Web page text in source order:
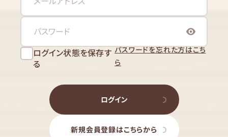
ログイン状態を保存す
る
パスワードを忘れた方はこち
ら
ログイン
新規会員登録はこちらから